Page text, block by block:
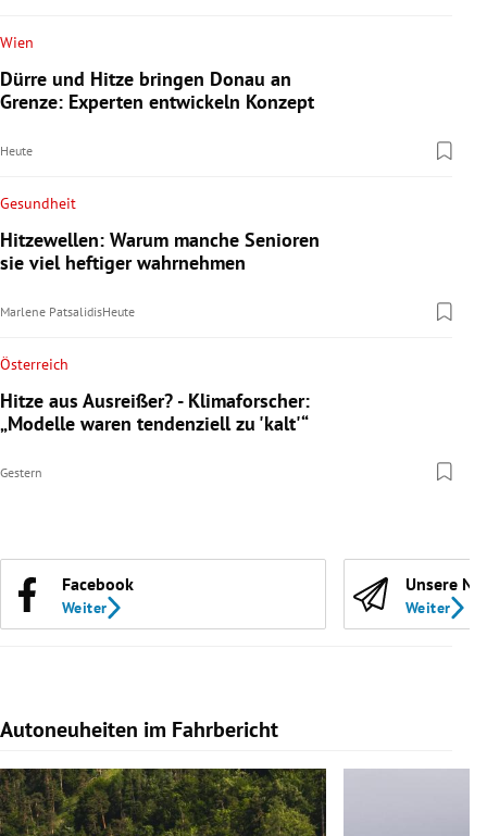
Wien
Dürre und Hitze bringen Donau an
Grenze: Experten entwickeln Konzept
Heute
Gesundheit
Hitzewellen: Warum manche Senioren
sie viel heftiger wahrnehmen
Marlene PatsalidisHeute
Österreich
Hitze aus Ausreißer? - Klimaforscher:
„Modelle waren tendenziell zu 'kalt'“
Gestern
Facebook
Weiter
Unsere
Weiter
Autoneuheiten im Fahrbericht
Slide 1 von 7